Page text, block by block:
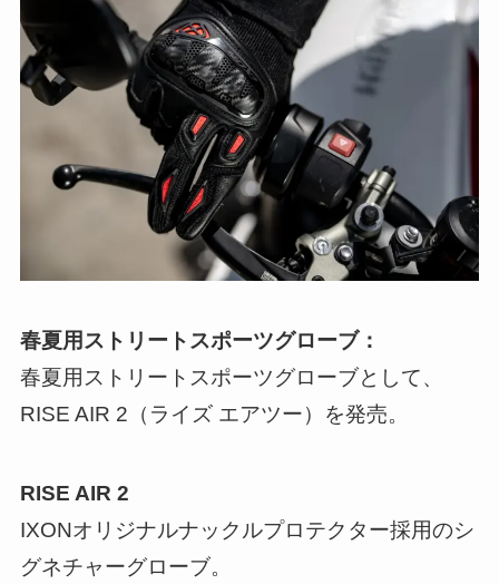
春夏用ストリートスポーツグローブ：
春夏用ストリートスポーツグローブとして、
RISE AIR 2（ライズ エアツー）を発売。
RISE AIR 2
IXONオリジナルナックルプロテクター採用のシ
グネチャーグローブ。